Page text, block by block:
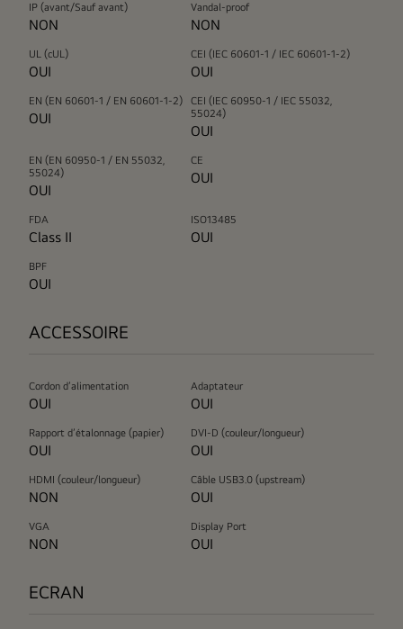
IP (avant/Sauf avant)
NON
Vandal-proof
NON
UL (cUL)
OUI
CEI (IEC 60601-1 / IEC 60601-1-2)
OUI
EN (EN 60601-1 / EN 60601-1-2)
OUI
CEI (IEC 60950-1 / IEC 55032,
55024)
OUI
EN (EN 60950-1 / EN 55032,
55024)
OUI
CE
OUI
FDA
Class II
ISO13485
OUI
BPF
OUI
ACCESSOIRE
Cordon d’alimentation
OUI
Adaptateur
OUI
Rapport d’étalonnage (papier)
OUI
DVI-D (couleur/longueur)
OUI
HDMI (couleur/longueur)
NON
Câble USB3.0 (upstream)
OUI
VGA
NON
Display Port
OUI
ECRAN